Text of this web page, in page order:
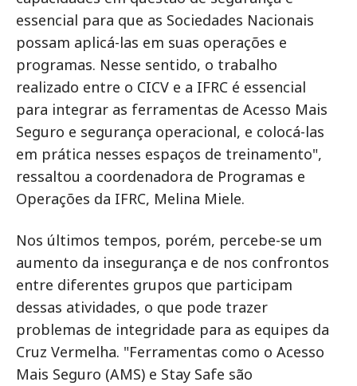
essencial para que as Sociedades Nacionais
possam aplicá-las em suas operações e
programas. Nesse sentido, o trabalho
realizado entre o CICV e a IFRC é essencial
para integrar as ferramentas de Acesso Mais
Seguro e segurança operacional, e colocá-las
em prática nesses espaços de treinamento",
ressaltou a coordenadora de Programas e
Operações da IFRC, Melina Miele.
Nos últimos tempos, porém, percebe-se um
aumento da insegurança e de nos confrontos
entre diferentes grupos que participam
dessas atividades, o que pode trazer
problemas de integridade para as equipes da
Cruz Vermelha. "Ferramentas como o Acesso
Mais Seguro (AMS) e Stay Safe são